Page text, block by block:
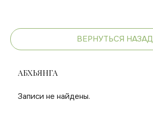
ВЕРНУТЬСЯ НАЗАД
АБХЬЯНГА
Записи не найдены.